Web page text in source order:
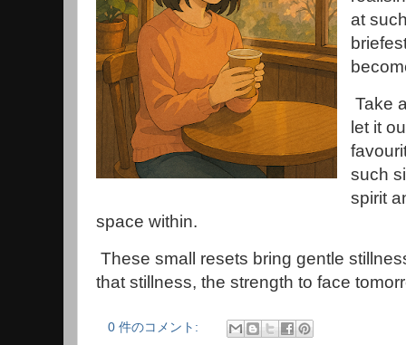
at
Take
let it
such
spirit
space within.
These small resets bring gentle
that stillness, the strength to face
0 件のコメント: